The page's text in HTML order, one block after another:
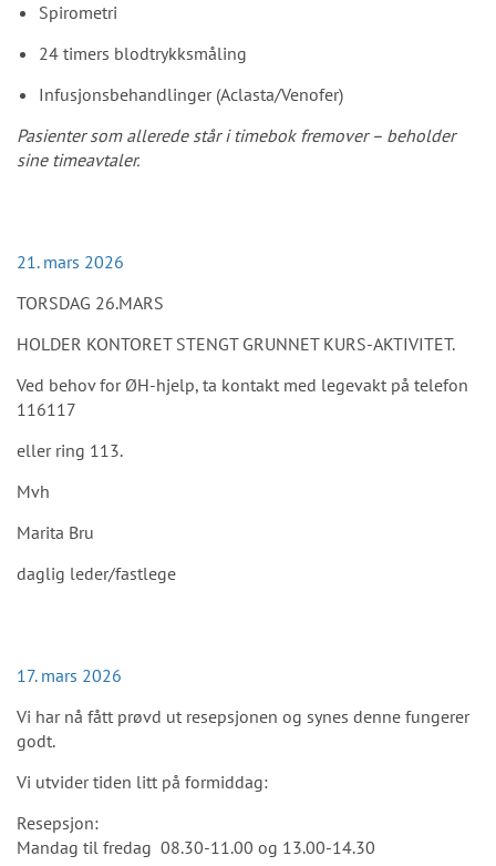
Spirometri
24 timers blodtrykksmåling
Infusjonsbehandlinger (Aclasta/Venofer)
Pasienter som allerede står itimebokfremover – beholder
sine timeavtaler.
21. mars 2026
TORSDAG 26.MARS
HOLDER KONTORET STENGT GRUNNET KURS-AKTIVITET.
Ved behov for ØH-hjelp, ta kontakt med legevakt på telefon
116117
eller ring 113.
Mvh
Marita Bru
daglig leder/fastlege
17. mars 2026
Vi har nå fått prøvd ut resepsjonen og synes denne fungerer
godt.
Vi utvider tiden litt på formiddag:
Resepsjon:
Mandag til fredag 08.30-11.00 og 13.00-14.30